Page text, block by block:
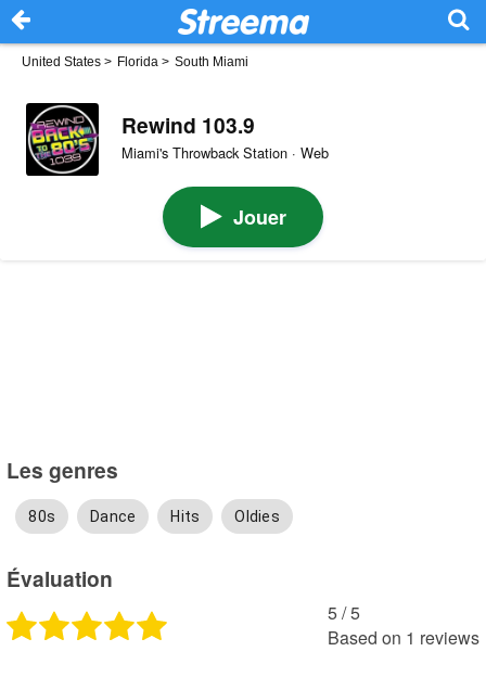
United States > Florida > South Miami
Rewind 103.9
Miami's Throwback Station · Web
Jouer
Les genres
80s Dance Hits Oldies
Évaluation
5 /5
Based on 1 reviews